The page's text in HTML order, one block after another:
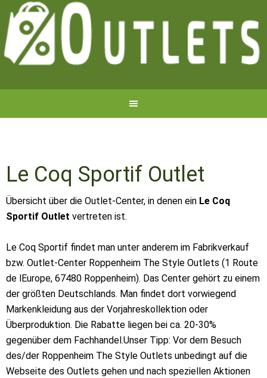
Le Coq Sportif Outlet
Übersicht über die Outlet-Center, in denen ein Le Coq
Sportif Outlet vertreten ist.
Le Coq Sportif findet man unter anderem im Fabrikverkauf
bzw. Outlet-Center Roppenheim The Style Outlets (1 Route
de lEurope, 67480 Roppenheim). Das Center gehört zu einem
der größten Deutschlands. Man findet dort vorwiegend
Markenkleidung aus der Vorjahreskollektion oder
Überproduktion. Die Rabatte liegen bei ca. 20-30%
gegenüber dem Fachhandel.Unser Tipp: Vor dem Besuch
des/der Roppenheim The Style Outlets unbedingt auf die
Webseite des Outlets gehen und nach speziellen Aktionen